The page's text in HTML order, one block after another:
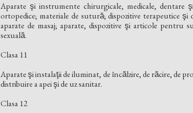
Aparate şi instrumente chirurgicale, medicale, dentare
ortopedice; materiale de sutură; dispozitive terapeutice
aparate de masaj; aparate, dispozitive şi articole pentru
sexuală.
Clasa 11
Aparate şi instalaţii de iluminat, de încălzire, de răcire, de
distribuire a apei şi de uz sanitar.
Clasa 12